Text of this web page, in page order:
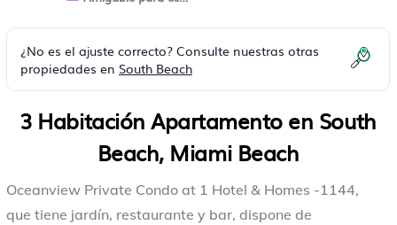
¿No es el ajuste correcto? Consulte nuestras otras
propiedades en South Beach
3 Habitación Apartamento en South
Beach, Miami Beach
Oceanview Private Condo at 1 Hotel & Homes -1144,
que tiene jardín, restaurante y bar, dispone de